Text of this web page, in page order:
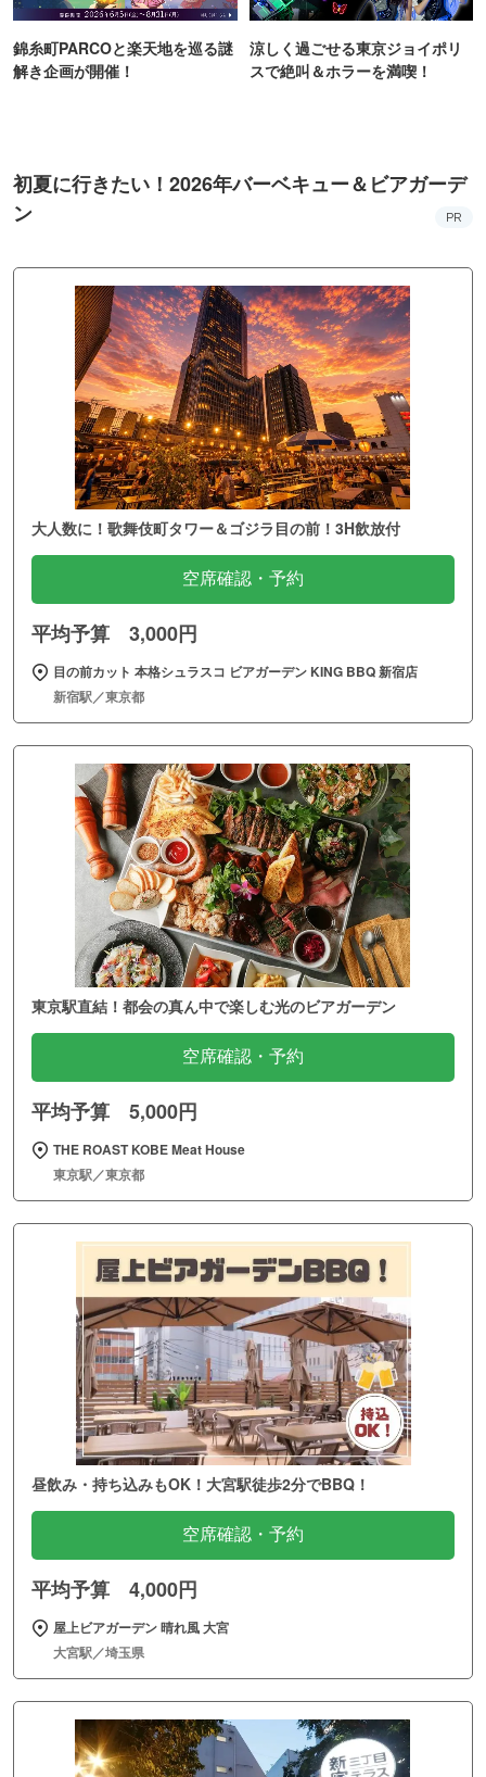
錦糸町PARCOと楽天地を巡る謎
解き企画が開催！
涼しく過ごせる東京ジョイポリ
スで絶叫＆ホラーを満喫！
初夏に行きたい！2026年バーベキュー＆ビアガーデ
ン
PR
大人数に！歌舞伎町タワー＆ゴジラ目の前！3H飲放付
空席確認・予約
平均予算 3,000円
目の前カット 本格シュラスコ ビアガーデン KING BBQ 新宿店
新宿駅／東京都
東京駅直結！都会の真ん中で楽しむ光のビアガーデン
空席確認・予約
平均予算 5,000円
THE ROAST KOBE Meat House
東京駅／東京都
昼飲み・持ち込みもOK！大宮駅徒歩2分でBBQ！
空席確認・予約
平均予算 4,000円
屋上ビアガーデン 晴れ風 大宮
大宮駅／埼玉県